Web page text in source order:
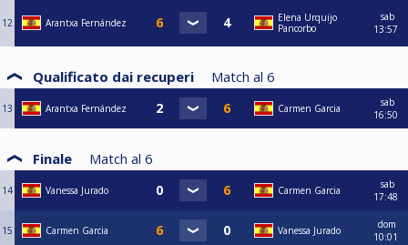
12 Arantxa Fernández
Elena Urquijo
Pancorbo
sab
13:57
Qualificato dai recuperi Match al 6
13 Arantxa Fernández Carmen Garcia
sab
16:50
Finale Match al 6
14 Vanessa Jurado Carmen Garcia
sab
17:48
15 Carmen Garcia Vanessa Jurado
dom
10:01